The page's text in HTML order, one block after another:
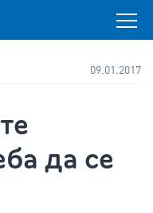
09.01.2017
да се